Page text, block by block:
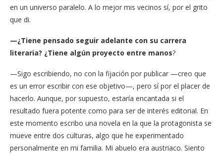
en un universo paralelo. A lo mejor mis vecinos sí, por el grito
que di.
—¿Tiene pensado seguir adelante con su carrera
literaria? ¿Tiene algún proyecto entre manos?
—Sigo escribiendo, no con la fijación por publicar —creo que
es un error escribir con ese objetivo—, pero sí por el placer de
hacerlo. Aunque, por supuesto, estaría encantada si el
resultado fuera potente como para ser de interés editorial. En
este momento escribo una novela en la que la protagonista se
mueve entre dos culturas, algo que he experimentado
personalmente en mi familia. Mi abuelo era austriaco. Siento